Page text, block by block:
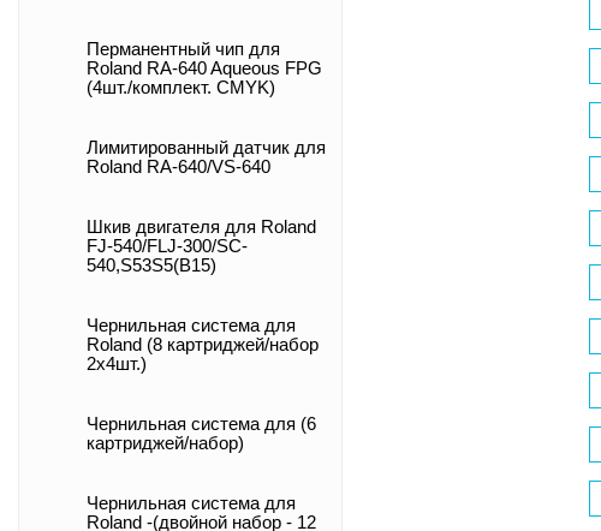
Перманентный чип для
Roland RA-640 Aqueous FPG
(4шт./комплект. CMYK)
Лимитированный датчик для
Roland RA-640/VS-640
Шкив двигателя для Roland
FJ-540/FLJ-300/SC-
540,S53S5(B15)
Чернильная система для
Roland (8 картриджей/набор
2х4шт.)
Чернильная система для (6
картриджей/набор)
Чернильная система для
Roland -(двойной набор - 12